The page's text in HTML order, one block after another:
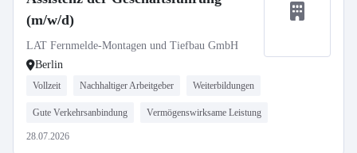
(m/w/d)
LAT Fernmelde-Montagen und Tiefbau GmbH
Berlin
Vollzeit Nachhaltiger Arbeitgeber Weiterbildungen
Gute Verkehrsanbindung Vermögenswirksame Leistung
28.07.2026